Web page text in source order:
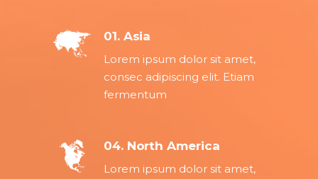
01. Asia
Lorem ipsum dolor sit amet,
consec adipiscing elit. Etiam
fermentum
04. North America
Lorem ipsum dolor sit amet,